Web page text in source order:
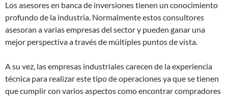
Los asesores en banca de inversiones tienen un conocimiento
profundo de la industria. Normalmente estos consultores
asesoran a varias empresas del sector y pueden ganar una
mejor perspectiva a través de múltiples puntos de vista.
A su vez, las empresas industriales carecen de la experiencia
técnica para realizar este tipo de operaciones ya que se tienen
que cumplir con varios aspectos como encontrar compradores